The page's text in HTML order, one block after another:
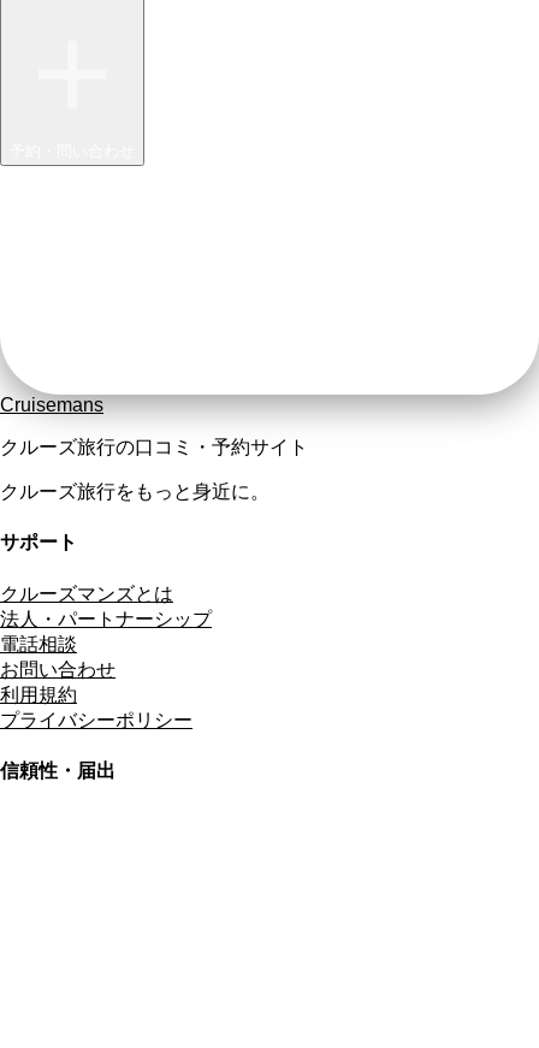
Cruisemans
クルーズ旅行の口コミ・予約サイト
クルーズ旅行をもっと身近に。
サポート
クルーズマンズとは
法人・パートナーシップ
電話相談
お問い合わせ
利用規約
プライバシーポリシー
信頼性・届出